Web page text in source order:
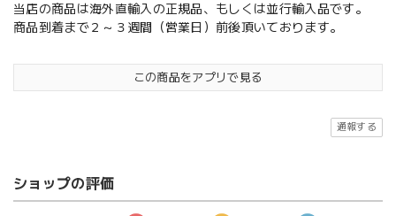
当店の商品は海外直輸入の正規品、もしくは並行輸入品です。
商品到着まで２～３週間（営業日）前後頂いております。
この商品をアプリで見る
通報する
ショップの評価